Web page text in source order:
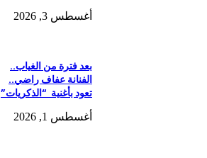
أغسطس 3, 2026
بعد فترة من الغياب..
الفنانة عفاف راضي..
تعود بأغنية “الذكريات”
أغسطس 1, 2026